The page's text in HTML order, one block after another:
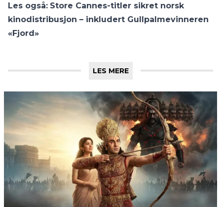
Les også: Store Cannes-titler sikret norsk
kinodistribusjon – inkludert Gullpalmevinneren
«Fjord»
LES MERE